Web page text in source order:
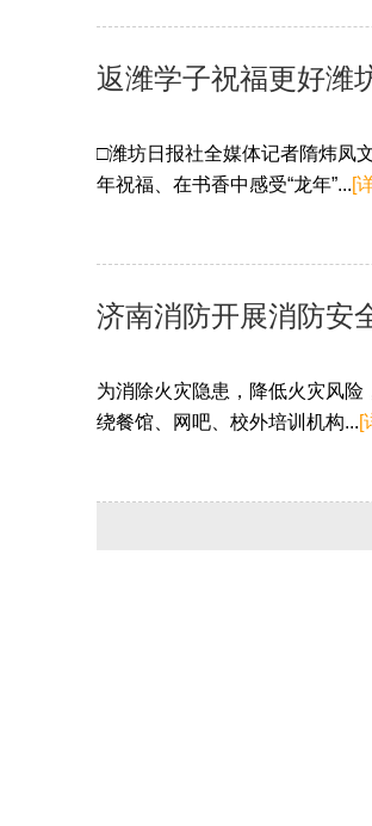
返潍学子祝福更好潍
□潍坊日报社全媒体记者隋炜凤
年祝福、在书香中感受“龙年”...[
济南消防开展消防安
为消除火灾隐患，降低火灾风险
绕餐馆、网吧、校外培训机构...[